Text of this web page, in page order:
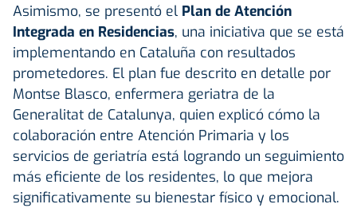
Asimismo, se presentó el Plan de Atención
Integrada en Residencias, una iniciativa que se está
implementando en Cataluña con resultados
prometedores. El plan fue descrito en detalle por
Montse Blasco, enfermera geriatra de la
Generalitat de Catalunya, quien explicó cómo la
colaboración entre Atención Primaria y los
servicios de geriatría está logrando un seguimiento
más eficiente de los residentes, lo que mejora
significativamente su bienestar físico y emocional.